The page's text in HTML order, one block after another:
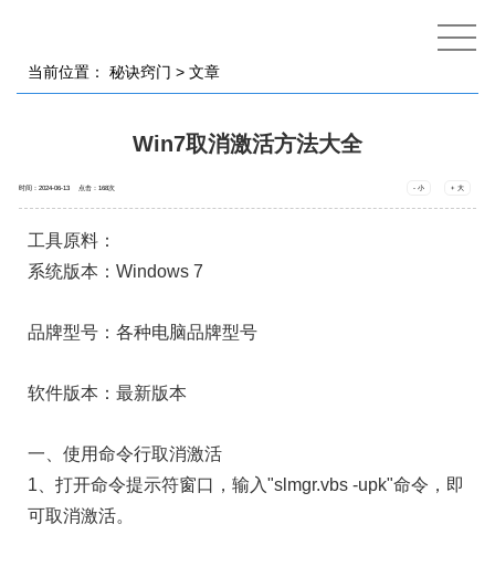
当前位置： 秘诀窍门 > 文章
Win7取消激活方法大全
时间：2024-06-13 点击：168次 - 小 + 大
工具原料：
系统版本：Windows 7
品牌型号：各种电脑品牌型号
软件版本：最新版本
一、使用命令行取消激活
1、打开命令提示符窗口，输入"slmgr.vbs -upk"命令，即
可取消激活。